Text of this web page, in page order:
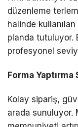
düzenleme
halinde
planda tutuluyor.
profesyonel
Forma
Kolay sipariş,
arada sunuluyor.